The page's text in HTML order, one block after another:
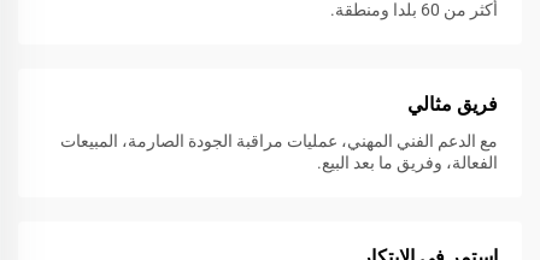
أكثر من 60 بلدا ومنطقة.
فريق مثالي
مع الدعم الفني المهني، عمليات مراقبة الجودة الصارمة، المبيعات
الفعالة، وفريق ما بعد البيع.